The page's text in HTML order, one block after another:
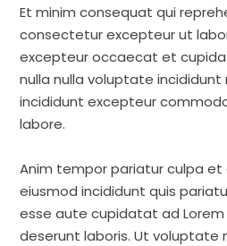
Et minim consequat qui
consectetur excepteur ut
excepteur occaecat et
nulla nulla voluptate
incididunt excepteur
labore.
Anim tempor pariatur culpa et
eiusmod incididunt quis
esse aute cupidatat ad
deserunt laboris. Ut voluptate